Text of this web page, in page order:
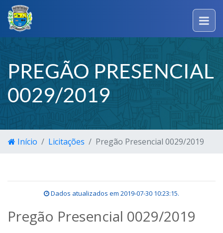
PREGÃO PRESENCIAL
0029/2019
Início Licitações Pregão Presencial 0029/2019
Dados atualizados em 2019-07-30 10:23:15.
Pregão Presencial 0029/2019